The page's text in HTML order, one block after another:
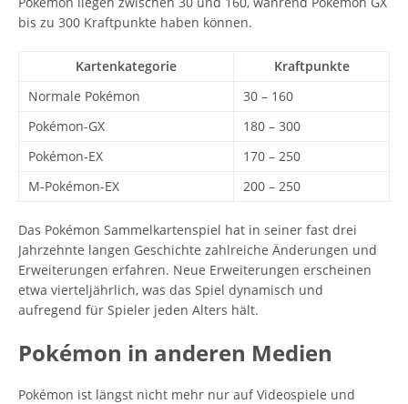
bis zu 300 Kraftpunkte haben können.
Kartenkategorie
Kraftpunkte
Normale Pokémon
30 – 160
Pokémon-GX
180 – 300
Pokémon-EX
170 – 250
M-Pokémon-EX
200 – 250
Das Pokémon Sammelkartenspiel hat in seiner fast drei
Jahrzehnte langen Geschichte zahlreiche Änderungen und
Erweiterungen erfahren. Neue Erweiterungen erscheinen
etwa vierteljährlich, was das Spiel dynamisch und
aufregend für Spieler jeden Alters hält.
Pokémon in anderen Medien
Pokémon ist längst nicht mehr nur auf Videospiele und